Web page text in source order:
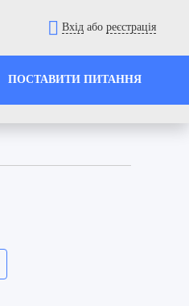
Вхід або реєстрація
ПОСТАВИТИ ПИТАННЯ